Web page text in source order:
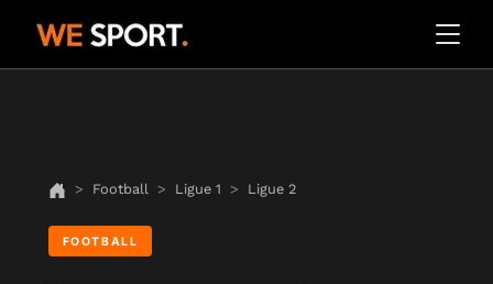
Football Ligue 1 Ligue 2
FOOTBALL